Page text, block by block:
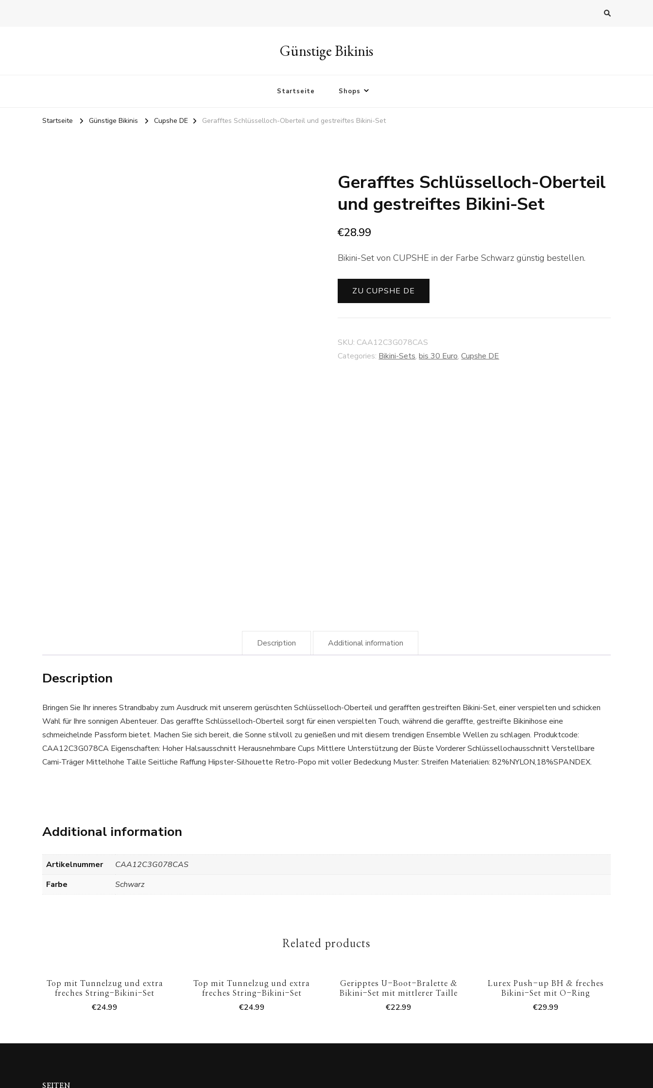
Günstige Bikinis
Startseite Shops
Startseite Günstige Bikinis Cupshe DE Gerafftes Schlüsselloch-Oberteil und gestreiftes Bikini-Set
Gerafftes Schlüsselloch-Oberteil
und gestreiftes Bikini-Set
€28.99
Bikini-Set von CUPSHE in der Farbe Schwarz günstig bestellen.
ZU CUPSHE DE
SKU: CAA12C3G078CAS
Categories: Bikini-Sets,bis 30 Euro,Cupshe DE
Description Additional information
Description
Bringen Sie Ihr inneres Strandbaby zum Ausdruck mit unserem gerüschten Schlüsselloch-Oberteil und gerafften gestreiften Bikini-Set, einer verspielten und schicken
Wahl für Ihre sonnigen Abenteuer. Das geraffte Schlüsselloch-Oberteil sorgt für einen verspielten Touch, während die geraffte, gestreifte Bikinihose eine
schmeichelnde Passform bietet. Machen Sie sich bereit, die Sonne stilvoll zu genießen und mit diesem trendigen Ensemble Wellen zu schlagen. Produktcode:
CAA12C3G078CA Eigenschaften: Hoher Halsausschnitt Herausnehmbare Cups Mittlere Unterstützung der Büste Vorderer Schlüssellochausschnitt Verstellbare
Cami-Träger Mittelhohe Taille Seitliche Raffung Hipster-Silhouette Retro-Popo mit voller Bedeckung Muster: Streifen Materialien: 82%NYLON,18%SPANDEX.
Additional information
Artikelnummer
CAA12C3G078CAS
Farbe
Schwarz
Related products
Top mit Tunnelzug und extra
freches String-Bikini-Set
€24.99
Top mit Tunnelzug und extra
freches String-Bikini-Set
€24.99
Geripptes U-Boot-Bralette &
Bikini-Set mit mittlerer Taille
€22.99
Lurex Push-up BH & freches
Bikini-Set mit O-Ring
€29.99
SEITEN